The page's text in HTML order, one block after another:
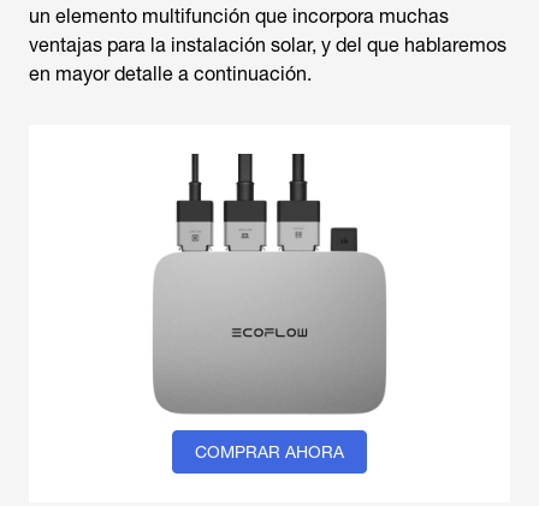
un elemento multifunción que incorpora muchas
ventajas para la instalación solar, y del que hablaremos
en mayor detalle a continuación.
COMPRAR AHORA